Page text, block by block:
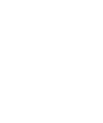
die
keinen
zuständig, in
soll.